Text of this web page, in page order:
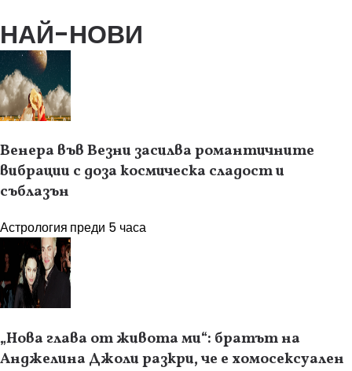
НАЙ-НОВИ
Венера във Везни засилва романтичните
вибрации с доза космическа сладост и
съблазън
Астрология преди 5 часа
„Нова глава от живота ми“: братът на
Анджелина Джоли разкри, че е хомосексуален